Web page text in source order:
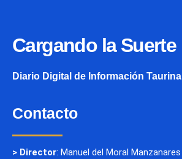
Cargando la Suerte
Diario Digital de Información Taurina
Contacto
> Director: Manuel del Moral Manzanares